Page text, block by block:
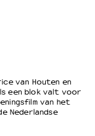
van Houten en
een blok valt voor
van het
Nederlandse